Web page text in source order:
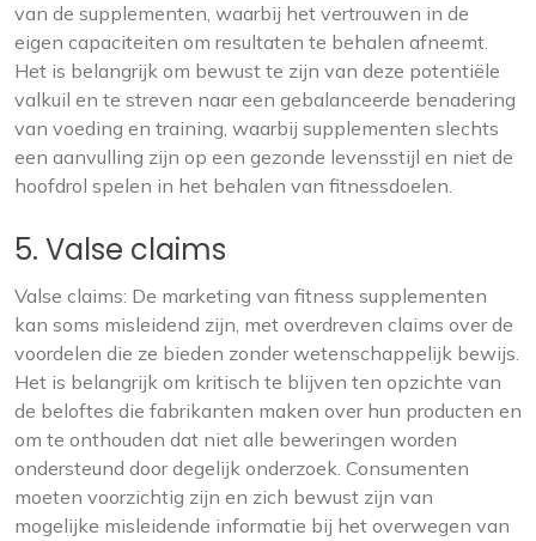
van de supplementen, waarbij het vertrouwen in de
eigen capaciteiten om resultaten te behalen afneemt.
Het is belangrijk om bewust te zijn van deze potentiële
valkuil en te streven naar een gebalanceerde benadering
van voeding en training, waarbij supplementen slechts
een aanvulling zijn op een gezonde levensstijl en niet de
hoofdrol spelen in het behalen van fitnessdoelen.
5. Valse claims
Valse claims: De marketing van fitness supplementen
kan soms misleidend zijn, met overdreven claims over de
voordelen die ze bieden zonder wetenschappelijk bewijs.
Het is belangrijk om kritisch te blijven ten opzichte van
de beloftes die fabrikanten maken over hun producten en
om te onthouden dat niet alle beweringen worden
ondersteund door degelijk onderzoek. Consumenten
moeten voorzichtig zijn en zich bewust zijn van
mogelijke misleidende informatie bij het overwegen van